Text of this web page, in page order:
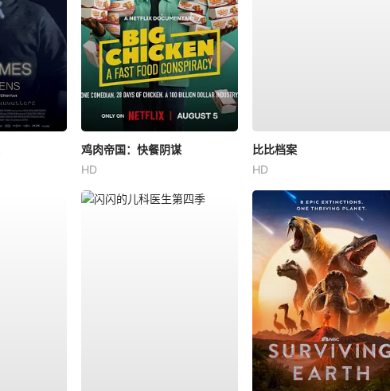
鸡肉帝国：快餐阴谋
HD
比比档案
HD